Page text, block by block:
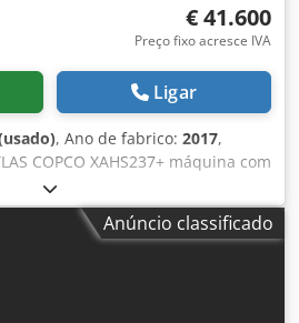
€ 41.600
Preço fixo acresce IVA
Ligar
, Ano de fabrico: 2017,
COPCO XAHS237+ máquina com
completa Dados técnicos:
14,20 m³/min; Pressão
de fabricação: 2017; Motor:
de funcionamento: 4910 h;
funcional, pronto para uso, com
Anúncio classificado